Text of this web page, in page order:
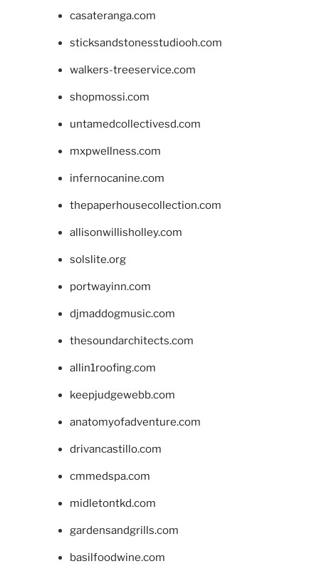
casateranga.com
sticksandstonesstudiooh.com
walkers-treeservice.com
shopmossi.com
untamedcollectivesd.com
mxpwellness.com
infernocanine.com
thepaperhousecollection.com
allisonwillisholley.com
solslite.org
portwayinn.com
djmaddogmusic.com
thesoundarchitects.com
allin1roofing.com
keepjudgewebb.com
anatomyofadventure.com
drivancastillo.com
cmmedspa.com
midletontkd.com
gardensandgrills.com
basilfoodwine.com